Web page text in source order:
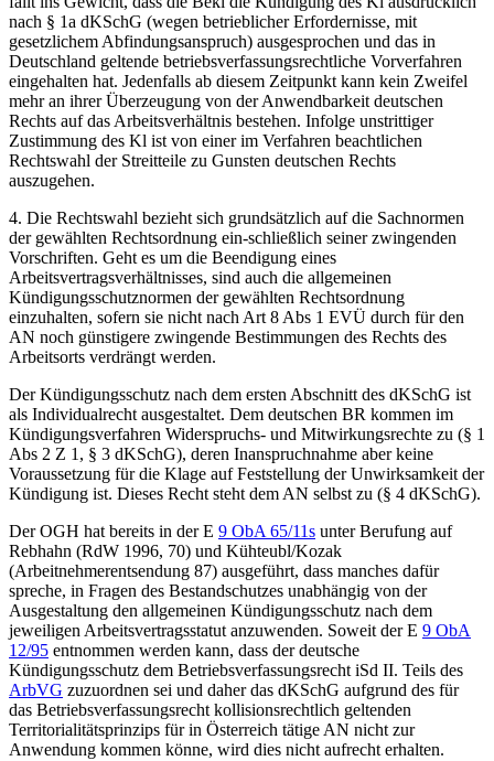
nach § 1a dKSchG (wegen betrieblicher Erfordernisse, mit
gesetzlichem Abfindungsanspruch) ausgesprochen und das in
Deutschland geltende betriebsverfassungsrechtliche Vorverfahren
eingehalten hat. Jedenfalls ab diesem Zeitpunkt kann kein Zweifel
mehr an ihrer Überzeugung von der Anwendbarkeit deutschen
Rechts auf das Arbeitsverhältnis bestehen. Infolge unstrittiger
Zustimmung des Kl ist von einer im Verfahren beachtlichen
Rechtswahl der Streitteile zu Gunsten deutschen Rechts
auszugehen.
4. Die Rechtswahl bezieht sich grundsätzlich auf die Sachnormen
der gewählten Rechtsordnung ein-schließlich seiner zwingenden
Vorschriften. Geht es um die Beendigung eines
Arbeitsvertragsverhältnisses, sind auch die allgemeinen
Kündigungsschutznormen der gewählten Rechtsordnung
einzuhalten, sofern sie nicht nach Art 8 Abs 1 EVÜ durch für den
AN noch günstigere zwingende Bestimmungen des Rechts des
Arbeitsorts verdrängt werden.
Der Kündigungsschutz nach dem ersten Abschnitt des dKSchG ist
als Individualrecht ausgestaltet. Dem deutschen BR kommen im
Kündigungsverfahren Widerspruchs- und Mitwirkungsrechte zu (§ 1
Abs 2 Z 1, § 3 dKSchG), deren Inanspruchnahme aber keine
Voraussetzung für die Klage auf Feststellung der Unwirksamkeit der
Kündigung ist. Dieses Recht steht dem AN selbst zu (§ 4 dKSchG).
Der OGH hat bereits in der E 9 ObA 65/11s unter Berufung auf
Rebhahn (RdW 1996, 70) und Kühteubl/Kozak
(Arbeitnehmerentsendung 87) ausgeführt, dass manches dafür
spreche, in Fragen des Bestandschutzes unabhängig von der
Ausgestaltung den allgemeinen Kündigungsschutz nach dem
jeweiligen Arbeitsvertragsstatut anzuwenden. Soweit der E 9 ObA
12/95 entnommen werden kann, dass der deutsche
Kündigungsschutz dem Betriebsverfassungsrecht iSd II. Teils des
ArbVG zuzuordnen sei und daher das dKSchG aufgrund des für
das Betriebsverfassungsrecht kollisionsrechtlich geltenden
Territorialitätsprinzips für in Österreich tätige AN nicht zur
Anwendung kommen könne, wird dies nicht aufrecht erhalten.